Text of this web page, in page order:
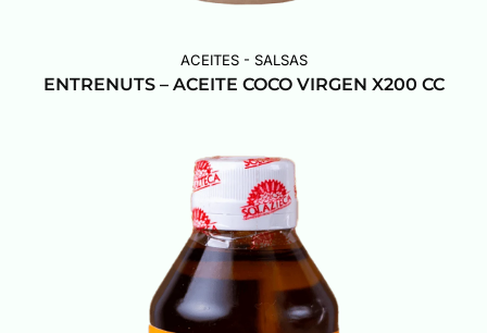
ACEITES - SALSAS
ENTRENUTS – ACEITE COCO VIRGEN X200 CC